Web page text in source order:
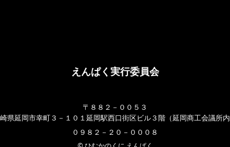
えんぱく実行委員会
〒８８２－００５３
県延岡市幸町３－１０１延岡駅西口街区ビル３階（延岡商工会議所
０９８２－２０－０００８